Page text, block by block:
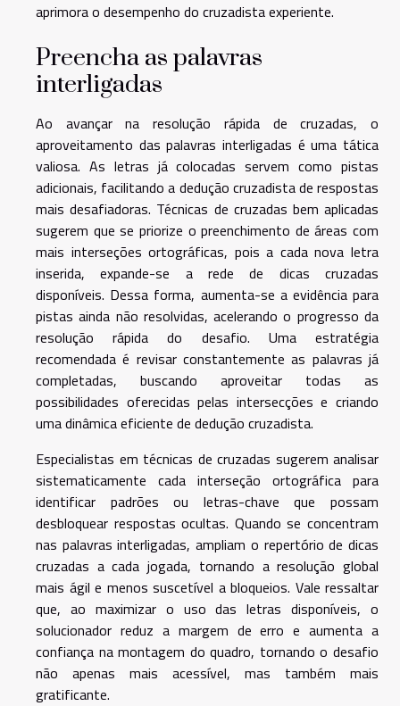
aprimora o desempenho do cruzadista experiente.
Preencha as palavras
interligadas
Ao avançar na resolução rápida de cruzadas, o
aproveitamento das palavras interligadas é uma tática
valiosa. As letras já colocadas servem como pistas
adicionais, facilitando a dedução cruzadista de respostas
mais desafiadoras. Técnicas de cruzadas bem aplicadas
sugerem que se priorize o preenchimento de áreas com
mais interseções ortográficas, pois a cada nova letra
inserida, expande-se a rede de dicas cruzadas
disponíveis. Dessa forma, aumenta-se a evidência para
pistas ainda não resolvidas, acelerando o progresso da
resolução rápida do desafio. Uma estratégia
recomendada é revisar constantemente as palavras já
completadas, buscando aproveitar todas as
possibilidades oferecidas pelas intersecções e criando
uma dinâmica eficiente de dedução cruzadista.
Especialistas em técnicas de cruzadas sugerem analisar
sistematicamente cada interseção ortográfica para
identificar padrões ou letras-chave que possam
desbloquear respostas ocultas. Quando se concentram
nas palavras interligadas, ampliam o repertório de dicas
cruzadas a cada jogada, tornando a resolução global
mais ágil e menos suscetível a bloqueios. Vale ressaltar
que, ao maximizar o uso das letras disponíveis, o
solucionador reduz a margem de erro e aumenta a
confiança na montagem do quadro, tornando o desafio
não apenas mais acessível, mas também mais
gratificante.